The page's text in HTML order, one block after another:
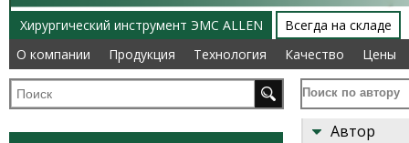
Хирургический инструмент ЭМС ALLEN
О компании
Продукция Технология Качество Цены
Всегда на складе
О компании
Продукция Технология Качество Цены
Поиск по автору
Автор